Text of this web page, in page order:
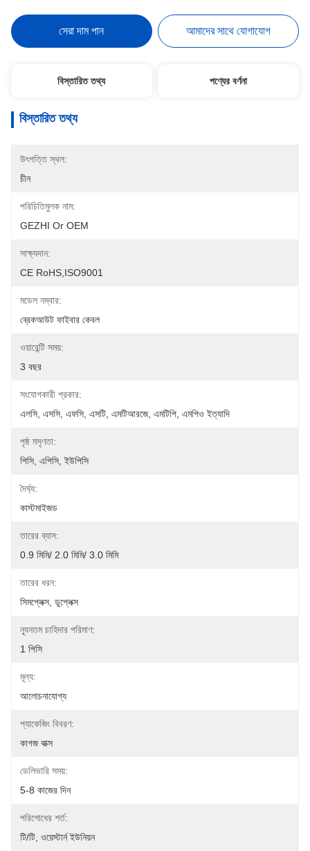
সেরা দাম পান আমাদের সাথে যোগাযোগ
বিস্তারিত তথ্য পণ্যের বর্ণনা
বিস্তারিত তথ্য
উৎপত্তি স্থল:
চীন
পরিচিতিমুলক নাম:
GEZHI Or OEM
সাক্ষ্যদান:
CE RoHS,ISO9001
মডেল নম্বার:
ব্রেকআউট ফাইবার কেবল
ওয়ারেন্টি সময়:
3 বছর
সংযোগকারী প্রকার:
এলসি, এসসি, এফসি, এসটি, এমটিআরজে, এমটিপি, এমপিও ইত্যাদি
পৃষ্ঠ মসৃণতা:
পিসি, এপিসি, ইউপিসি
দৈর্ঘ্য:
কাস্টমাইজড
তারের ব্যাস:
0.9 মিমি/ 2.0 মিমি/ 3.0 মিমি
তারের ধরন:
সিমপ্লেক্স, ডুপ্লেক্স
ন্যূনতম চাহিদার পরিমাণ:
1 পিসি
মূল্য:
আলোচনাযোগ্য
প্যাকেজিং বিবরণ:
কাগজ বাক্স
ডেলিভারি সময়:
5-8 কাজের দিন
পরিশোধের শর্ত:
টি/টি, ওয়েস্টার্ন ইউনিয়ন